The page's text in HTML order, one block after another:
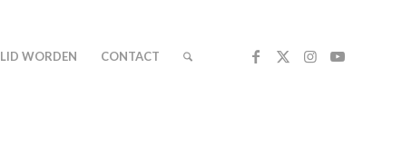
LID WORDEN CONTACT